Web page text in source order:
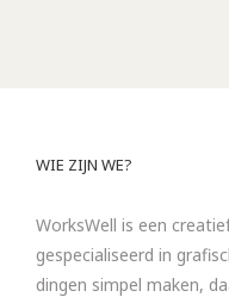
WIE ZIJN WE?
WorksWell is een
gespecialiseerd in
dingen simpel maken,